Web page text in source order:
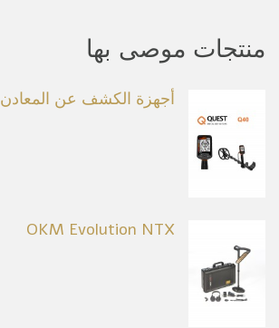
منتجات موصى بها
أجهزة الكشف عن المعادن QUEST Q40
OKM Evolution NTX